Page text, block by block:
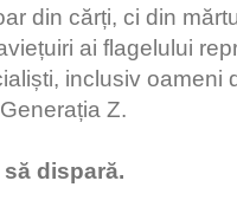
din cărți, ci din
ai flagelului
inclusiv oameni
Z.
dispară.